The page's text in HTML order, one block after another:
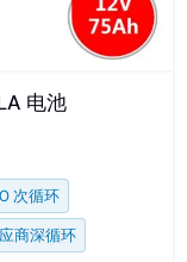
电池
次循环
商深循环